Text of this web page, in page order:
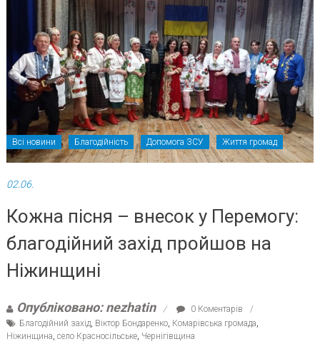
Всі новини Благодійність Допомога ЗСУ Життя громад
02.06.
Кожна пісня – внесок у Перемогу:
благодійний захід пройшов на
Ніжинщині
Опубліковано: nezhatin
0 Коментарів
Благодійний захід, Віктор Бондаренко, Комарівська громада
Ніжинщина село Красносільське, Чернігівщина